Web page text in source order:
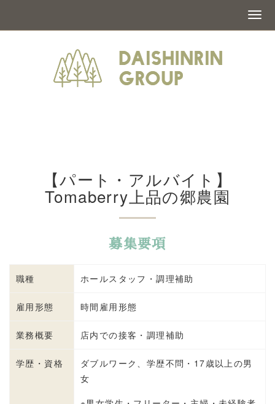
【パート・アルバイト】
Tomaberry上品の郷農園
募集要項
職種 ホールスタッフ・調理補助
雇用形態 時間雇用形態
業務概要 店内での接客・調理補助
学歴・資格
ダブルワーク、学歴不問・17歳以上の男
女